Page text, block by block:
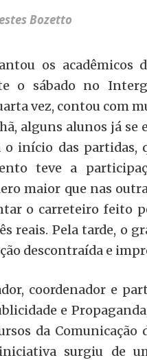
Bozetto
os acadêmicos
o sábado no
vez, contou com
alguns alunos já
o início das partidas,
teve a
maior que nas
o carreteiro feito
reais. Pela tarde, o
descontraída e
coordenador e
e
da
surgiu de